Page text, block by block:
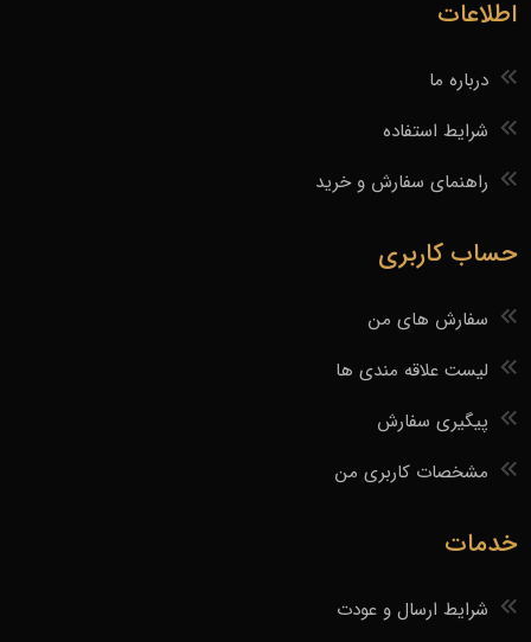
اطلاعات
درباره ما
شرایط استفاده
راهنمای سفارش و خرید
حساب کاربری
سفارش های من
لیست علاقه مندی ها
پیگیری سفارش
مشخصات کاربری من
خدمات
شرایط ارسال و عودت